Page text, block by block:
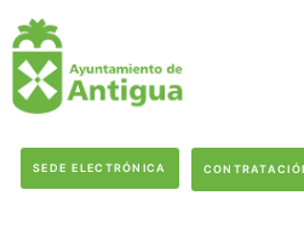
SEDE ELECTRÓNICA